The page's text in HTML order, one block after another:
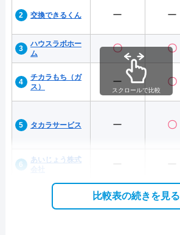
玉川設備 記載なし
株式会社中央水道 記載なし
大公設備工業所 記載なし
株式会社仁川ガスの店 記載なし
株式会社谷井水道工業所 記載なし
交換できるくん ー ー
ハウスラボホー
ム
〇 〇
チカラもち（ガ
ス）
ー 〇
タカラサービス ー 〇
あいじょう株式
スクロールで比較
比較表の続きを見る